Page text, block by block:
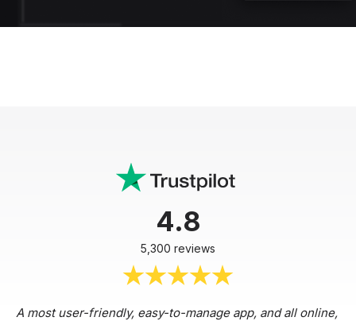
4.8
5,300 reviews
A most user-friendly, easy-to-manage app, and all online,